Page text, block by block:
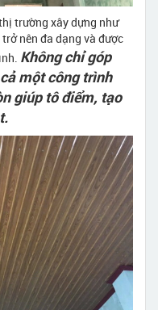
trường xây dựng như
nên đa dạng và được
Không chỉ góp
một công trình
giúp tô điểm, tạo